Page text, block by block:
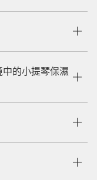
的小提琴保濕